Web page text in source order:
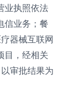
业执照依法
信业务；餐
器械互联网
目，经相关
审批结果为